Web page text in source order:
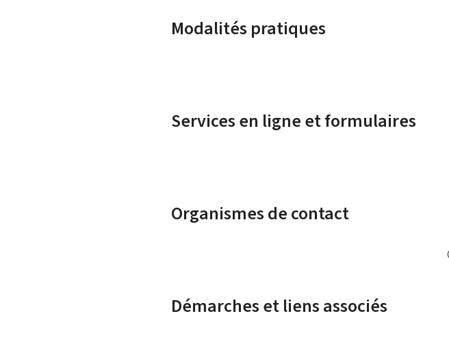
Modalités pratiques
Services en ligne et formulaires
Organismes de contact
Démarches et liens associés